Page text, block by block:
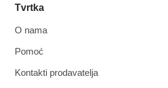
Tvrtka
O nama
Pomoć
Kontakti prodavatelja